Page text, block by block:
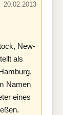
20.02.2013
New-
als
Namen
eines